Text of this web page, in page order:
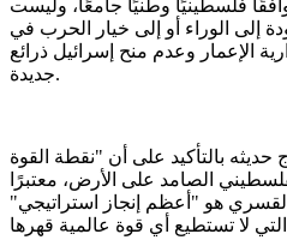
فلسطينيًا وطنيًا جامعًا، وليست
إلى الوراء أو إلى خيار الحرب في
الإعمار وعدم منح إسرائيل ذرائع
جديدة.
بالتأكيد على أن "نقطة القوة
الصامد على الأرض، معتبرًا
هو "أعظم إنجاز استراتيجي"